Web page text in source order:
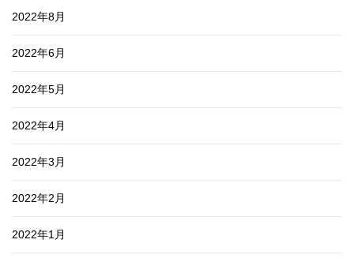
2022年8月
2022年6月
2022年5月
2022年4月
2022年3月
2022年2月
2022年1月